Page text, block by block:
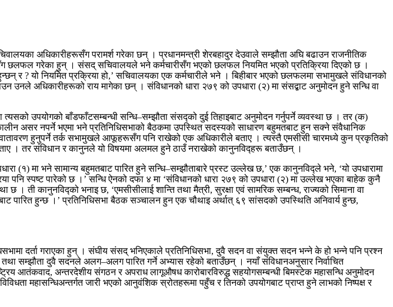
अधिकारीहरूसँग परामर्श गरेका छन् । प्रधानमन्त्री शेरबहादुर देउवाले सम्झौता अघि बढाउन राजनीतिक
छलफल गरेका हुन् ।संसद् सचिवालयले भने कर्मचारीसँग भएको छलफल नियमित भएको प्रतिक्रिया दिएको छ ।
र ? यो नियमित प्रक्रिया हो,’ सचिवालयका एक कर्मचारीले भने ।बिहीबार भएको छलफलमा सभामुखले संविधानको
उनले अधिकारीहरूको राय मागेका छन् । संविधानको धारा २७९ को उपधारा (२) मा संसद्बाट अनुमोदन हुने सन्धि वा
उपयोगको बाँडफाँटसम्बन्धी सन्धि–सम्झौता संसद्को दुई तिहाइबाट अनुमोदन गर्नुपर्ने व्यवस्था छ । तर (क)
असर नपर्ने भएमा भने प्रतिनिधिसभाको बैठकमा उपस्थित सदस्यको साधारण बहुमतबाट हुन सक्ने संवैधानिक
हुनुपर्ने तर्क सभामुखले आफूहरूसँग पनि राखेको एक अधिकारीले बताए । त्यस्तै एमसीसी चारमध्ये कुन प्रकृतिको
। तर संविधान र कानुनले यो विषयमा अलमल हुने ठाउँ नराखेको कानुनविद्हरू बताउँछन् ।
(१) मा भने सामान्य बहुमतबाट पारित हुने सन्धि–सम्झौताबारे प्रस्ट उल्लेख छ,’ एक कानुनविद्ले भने, ‘यो उपधारामा
पनि स्पष्ट पारेको छ ।’सन्धि ऐनको दफा ४ मा ‘संविधानको धारा २७९ को उपधारा (२) मा उल्लेख भएका बाहेक कुनै
ती कानुनविद्को भनाइ छ, ‘एमसीसीलाई शान्ति तथा मैत्री, सुरक्षा एवं सामरिक सम्बन्ध, राज्यको सिमाना वा
पारित हुन्छ ।’ प्रतिनिधिसभा बैठक सञ्चालन हुन एक चौथाइ अर्थात् ६९ सांसदको उपस्थिति अनिवार्य हुन्छ,
दर्ता गराएका हुन् । संघीय संसद् भनिएकाले प्रतिनिधिसभा, दुवै सदन वा संयुक्त सदन भन्ने के हो भन्ने पनि प्रश्न
सम्झौता दुवै सदनले अलग–अलग पारित गर्ने अभ्यास रहेको बताउँछन् । नयाँ संविधानअनुसार निर्वाचित
आतंकवाद, अन्तरदेशीय संगठन र अपराध लागूऔषध कारोबारविरुद्ध सहयोगसम्बन्धी बिमस्टेक महासन्धि अनुमोदन
महासन्धिअन्तर्गत जारी भएको आनुवंशिक स्रोतहरूमा पहुँच र तिनको उपयोगबाट प्राप्त हुने लाभको निष्पक्ष र